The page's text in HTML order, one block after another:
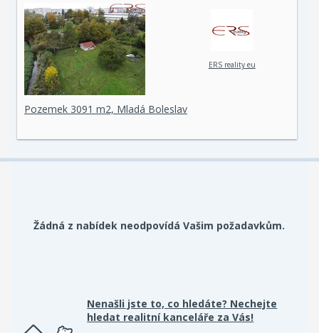
ERS reality eu
Pozemek 3091 m2, Mladá Boleslav
Žádná z nabídek neodpovídá Vašim požadavkům.
Nenašli jste to, co hledáte? Nechejte
hledat realitní kanceláře za Vás!